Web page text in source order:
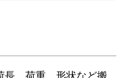
、荷重、形状など搬